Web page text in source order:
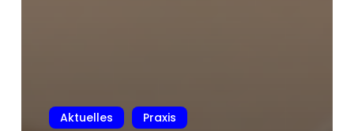
Aktuelles
Praxis